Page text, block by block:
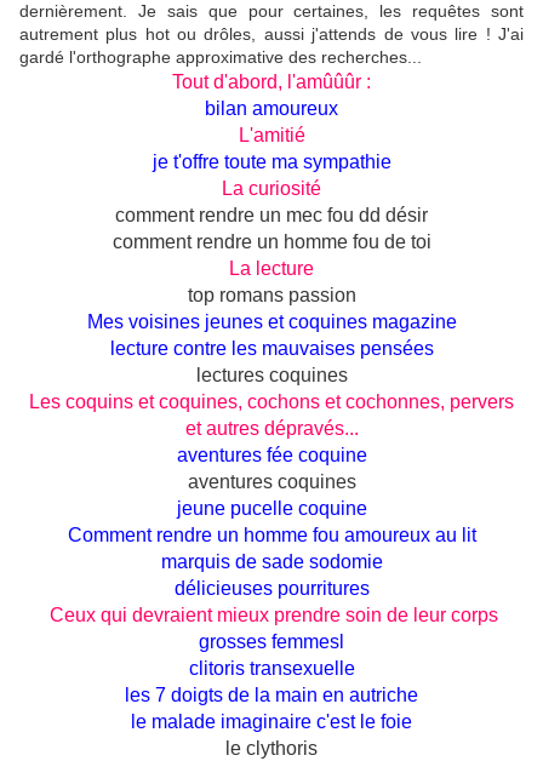
dernièrement. Je sais que pour certaines, les requêtes sont
autrement plus hot ou drôles, aussi j'attends de vous lire ! J'ai
gardé l'orthographe approximative des recherches...
Tout d'abord, l'amûûûr :
bilan amoureux
L'amitié
je t'offre toute ma sympathie
La curiosité
comment rendre un mec fou dd désir
comment rendre un homme fou de toi
La lecture
top romans passion
Mes voisines jeunes et coquines magazine
lecture contre les mauvaises pensées
lectures coquines
Les coquins et coquines, cochons et cochonnes, pervers
et autres dépravés...
aventures fée coquine
aventures coquines
jeune pucelle coquine
Comment rendre un homme fou amoureux au lit
marquis de sade sodomie
délicieuses pourritures
Ceux qui devraient mieux prendre soin de leur corps
grosses femmes
clitoris transexuelle
les 7 doigts de la main en autriche
le malade imaginaire c'est le foie
le clythoris